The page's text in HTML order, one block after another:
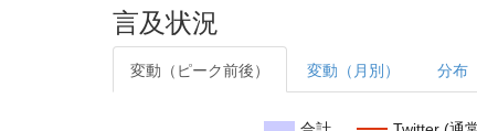
言及状況
変動（ピーク前後） 変動（月別） 分布